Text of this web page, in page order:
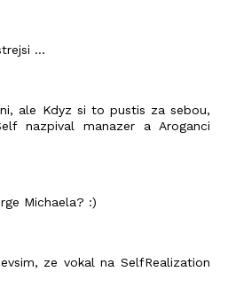
...
ale Kdyz si to pustis za sebou,
nazpival manazer a Aroganci
Michaela? :)
ze vokal na SelfRealization